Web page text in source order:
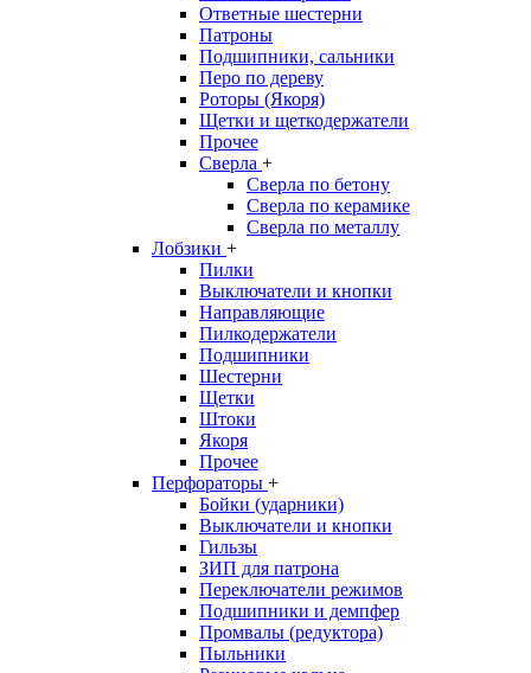
Ответные шестерни
Патроны
Подшипники, сальники
Перо по дереву
Роторы (Якоря)
Щетки и щеткодержатели
Прочее
Сверла +
Сверла по бетону
Сверла по керамике
Сверла по металлу
Лобзики +
Пилки
Выключатели и кнопки
Направляющие
Пилкодержатели
Подшипники
Шестерни
Щетки
Штоки
Якоря
Прочее
Перфораторы +
Бойки (ударники)
Выключатели и кнопки
Гильзы
ЗИП для патрона
Переключатели режимов
Подшипники и демпфер
Промвалы (редуктора)
Пыльники